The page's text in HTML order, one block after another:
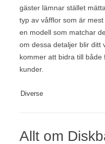
gäster lämnar stället
typ av våfflor som är
en modell som matchar
om dessa detaljer blir ditt
kommer att bidra till både
kunder.
Diverse
Allt om